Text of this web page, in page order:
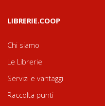
LIBRERIE.COOP
Chi siamo
Le Librerie
Servizi e vantaggi
Raccolta punti